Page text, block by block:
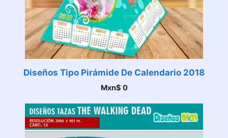
Diseños Tipo Pirámide De Calendario 2018
Mxn$ 0